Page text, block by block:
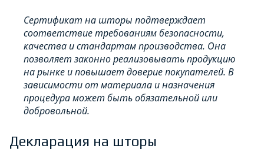
Сертификат на шторы подтверждает
соответствие требованиям безопасности,
качества и стандартам производства. Она
позволяет законно реализовывать продукцию
на рынке и повышает доверие покупателей. В
зависимости от материала и назначения
процедура может быть обязательной или
добровольной.
Декларация на шторы